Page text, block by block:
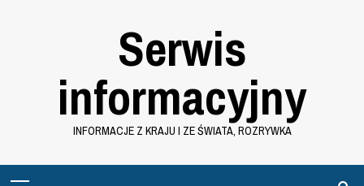
Serwis
informacyjny
INFORMACJE Z KRAJU I ZE ŚWIATA, ROZRYWKA